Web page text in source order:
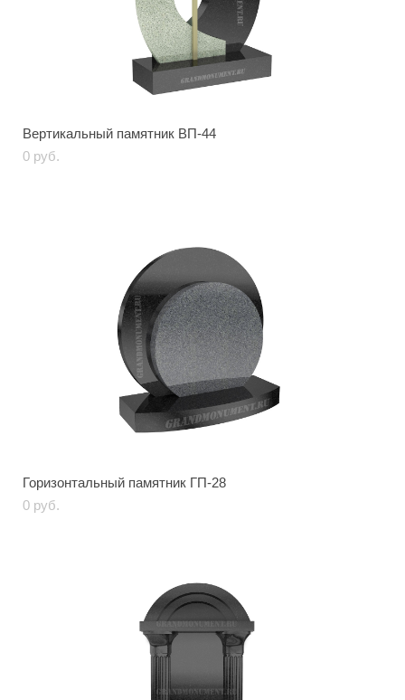
Вертикальный памятник ВП-44
0 pуб.
Горизонтальный памятник ГП-28
0 pуб.